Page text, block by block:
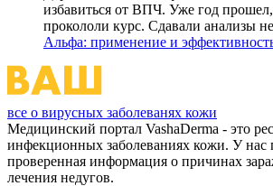
избавиться от ВПЧ. Уже год прошел,
прокололи курс. Сдавали анализы
Альфа: применение и
все о вирусных заболеванях кожи
Медицинский портал VashaDerma - это
инфекционных заболеваниях кожи. У нас
проверенная информация о причинах
лечения недугов.